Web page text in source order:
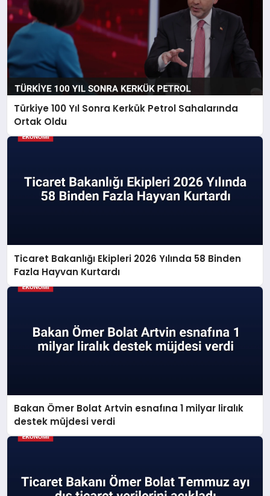
Türkiye 100 Yıl Sonra Kerkük Petrol Sahalarında
Ortak Oldu
Ticaret Bakanlığı Ekipleri 2026 Yılında 58 Binden
Fazla Hayvan Kurtardı
Bakan Ömer Bolat Artvin esnafına 1 milyar liralık
destek müjdesi verdi